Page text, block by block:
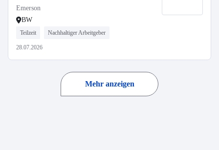
Emerson
BW
Teilzeit Nachhaltiger Arbeitgeber
28.07.2026
Mehr anzeigen